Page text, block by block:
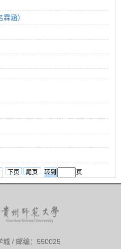
涵）
下页 尾页 页
城 / 邮编：550025